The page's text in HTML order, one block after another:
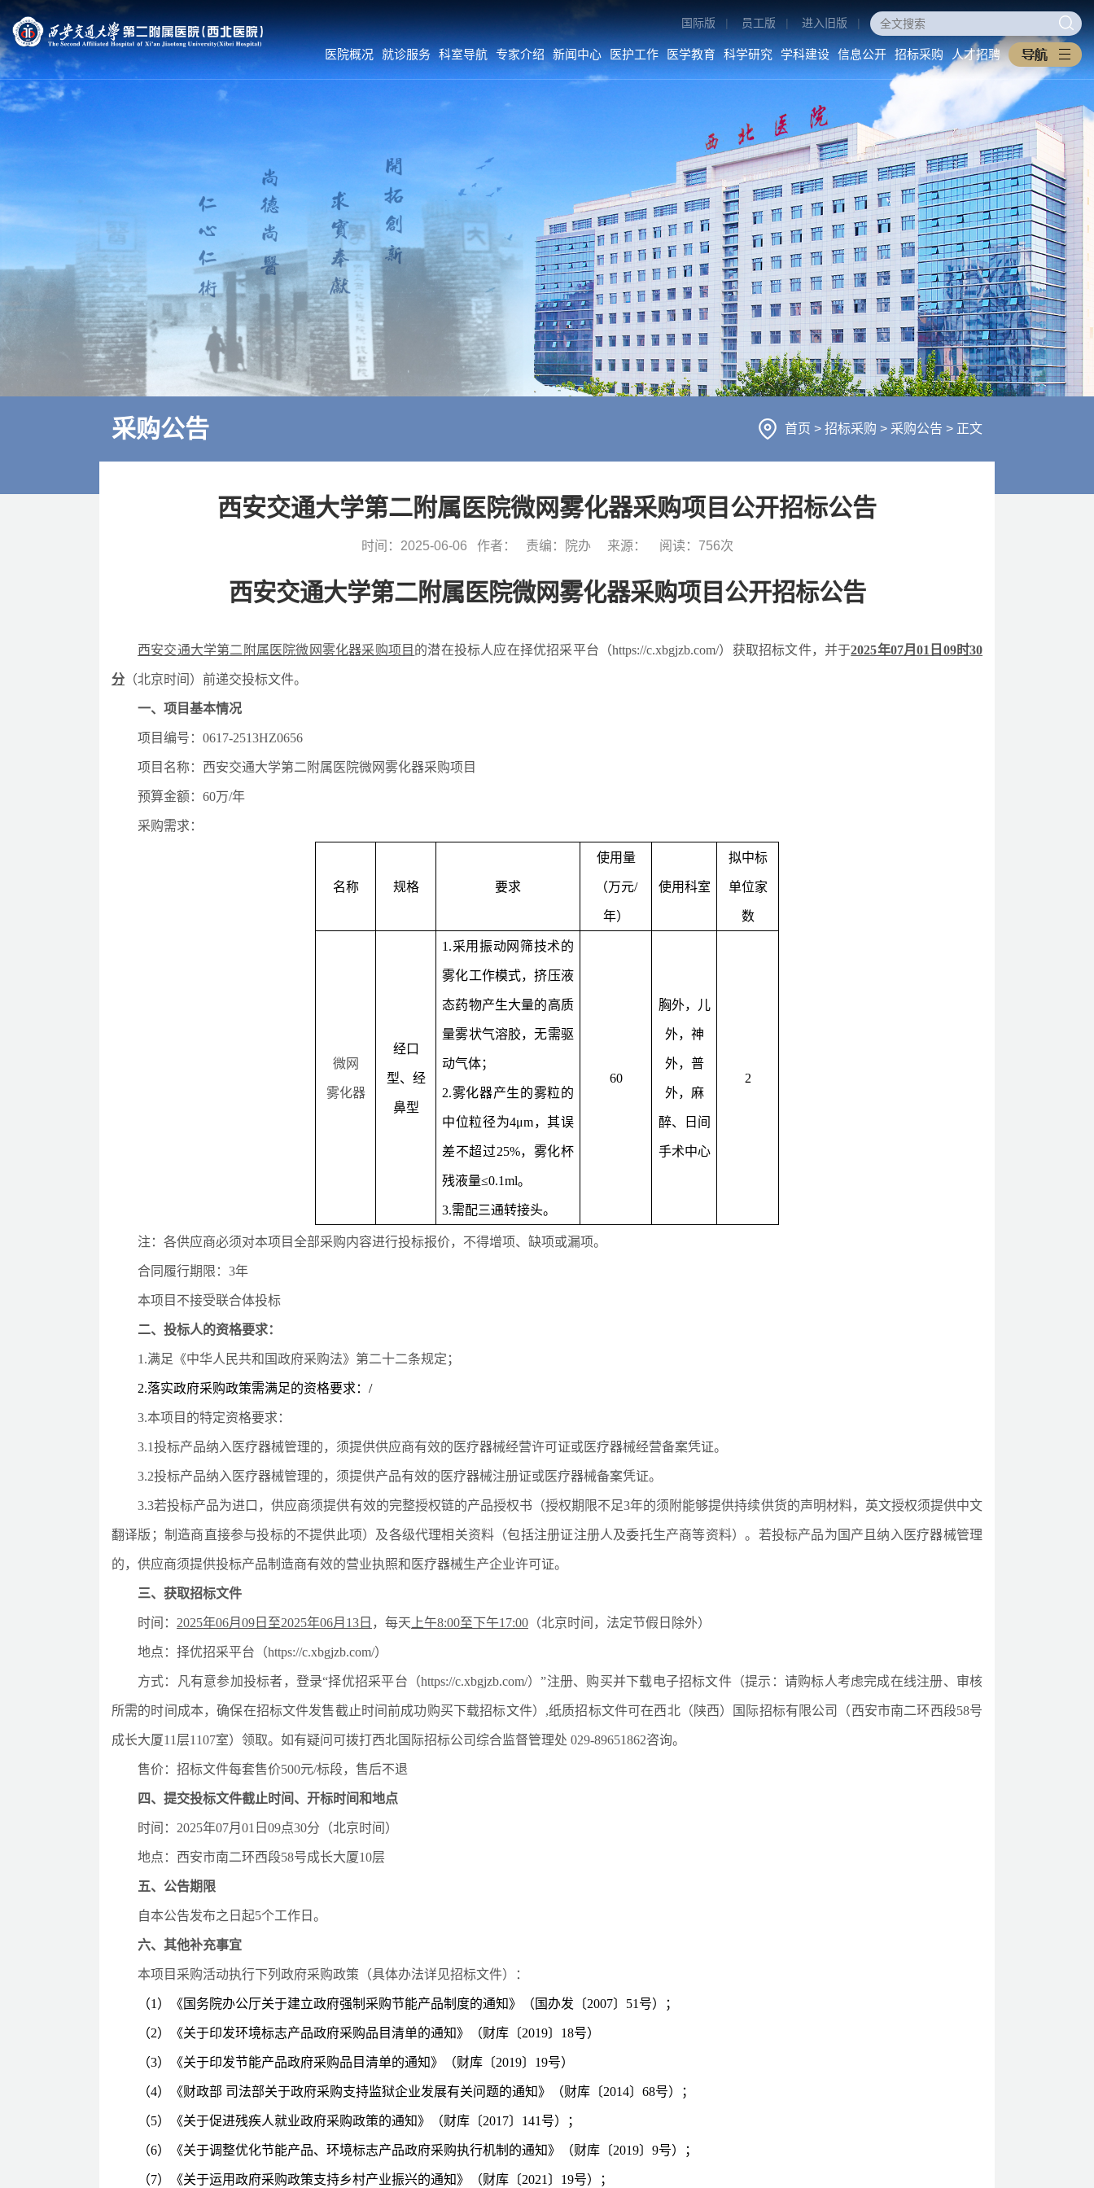
医院概况
医保服务
护理到家
就诊须知
就医流程
多学科诊疗
特色医疗
病院•中心
外科系统
医技•平台
病院•中心
科室动态
人文关怀
媒体二院
公告
数字院报
护理动态
医学教育
本科生教育
研究生教育
住培专培
继续教育
教学之窗
规章制度
下载专区
科学研究
科研动态
科研管理
学科建设
重点学科
医工交叉
中西医协同旗舰医院
信息公开
医院概况
医院环境
行风建设
招标采购
采购公告
中标公告
人才招聘
国际版 | 员工版 | 进入旧版 |
医院概况 就诊服务 科室导航 专家介绍 新闻中心 医护工作 医学教育 科学研究 学科建设 信息公开 招标采购 人才招聘
采购公告 首页 > 招标采购 > 采购公告 > 正文
西安交通大学第二附属医院微网雾化器采购项目公开招标公告
时间：2025-06-06 作者： 责编：院办 来源： 阅读： 756次
西安交通大学第二附属医院微网雾化器采购项目公开招标公告
西安交通大学第二附属医院微网雾化器采购项目 的潜在投标人应在择优招采平台（https://c.xbgjzb.com/） 获取招标文件，并于2025年07月01 日 09时30
分 （北京时间）前递交投标文件。
一、项目基本情况
项目编号： 0617-2513HZ0656
项目名称： 西安交通大学第二附属医院微网雾化器采购项目
预算金额： 60万/年
采购需求：
名称 规格 要求
使用量
（万元/
年）
使用科室
拟中标
单位家
数
微网
雾化器
经口
型、经
鼻型
1.采用振动网筛技术的
雾化工作模式，挤压液
态药物产生大量的高质
量雾状气溶胶，无需驱
动气体；
2.雾化器产生的雾粒的
中位粒径为4μm，其误
差不超过25%，雾化杯
残液量≤0.1ml。
3.需配三通转接头。
60
胸外，儿
外，神
外，普
外，麻
醉、日间
手术中心
2
注：各供应商必须对本项目全部采购内容进行投标报价，不得增项、缺项或漏项。
合同履行期限： 3年
本项目不接受联合体投标
二、投标人的资格要求：
1.满足《中华人民共和国政府采购法》第二十二条规定；
2.落实政府采购政策需满足的资格要求： /
3.本项目的特定资格要求：
3.1投标产品纳入医疗器械管理的，须提供供应商有效的医疗器械经营许可证或医疗器械经营备案凭证。
3.2投标产品纳入医疗器械管理的，须提供产品有效的医疗器械注册证或医疗器械备案凭证。
3.3若投标产品为进口，供应商须提供有效的完整授权链的产品授权书（授权期限不足3年的须附能够提供持续供货的声明材料，英文授权须提供中文
翻译版；制造商直接参与投标的不提供此项） 及各级代理相关资料（包括注册证注册人及委托生产商等资料）。若投标产品为国产且纳入医疗器械管理
的，供应商须提供投标产品制造商有效的营业执照和医疗器械生产企业许可证。
三、获取招标文件
时间： 2025年06月 09 日至2025年06月 13 日 ，每天 上午8:00至下午17:00 （北京时间，法定节假日除外）
地点： 择优招采平台（https://c.xbgjzb.com/）
方式： 凡有意参加投标者，登录“择优招采平台（https://c.xbgjzb.com/）”注册、购买并下载电子招标文件（提示：请购标人考虑完成在线注册、审核
所需的时间成本，确保在招标文件发售截止时间前成功购买下载招标文件）,纸质招标文件可在西北（陕西）国际招标有限公司（西安市南二环西段58号
成长大厦11层1107室）领取。如有疑问可拨打西北国际招标公司综合监督管理处 029-89651862咨询。
售价：招标文件每套售价500元/标段，售后不退
四、提交投标文件截止时间、开标时间和地点
时间： 2025年07月 01 日 09点30分（北京时间）
地点： 西安市南二环西段58号成长大厦10层
五、公告期限
自本公告发布之日起5个工作日。
六、其他补充事宜
本项目采购活动执行下列政府采购政策（具体办法详见招标文件）：
（1）《国务院办公厅关于建立政府强制采购节能产品制度的通知》（国办发〔2007〕51号）；
（2）《关于印发环境标志产品政府采购品目清单的通知》（财库〔2019〕18号）
（3）《关于印发节能产品政府采购品目清单的通知》（财库〔2019〕19号）
（4）《财政部 司法部关于政府采购支持监狱企业发展有关问题的通知》（财库〔2014〕68号）；
（5）《关于促进残疾人就业政府采购政策的通知》（财库〔2017〕141号）；
（6）《关于调整优化节能产品、环境标志产品政府采购执行机制的通知》（财库〔2019〕9号）；
（7）《关于运用政府采购政策支持乡村产业振兴的通知》（财库〔2021〕19号）；